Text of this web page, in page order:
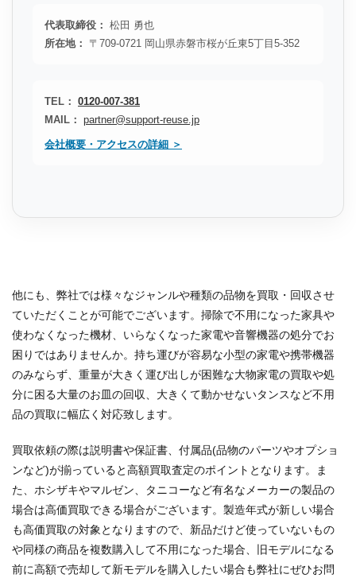
代表取締役： 松田 勇也
所在地：
〒709-0721 岡山県赤磐市桜が丘東5丁目5-352
TEL： 0120-007-381
MAIL： partner@support-reuse.jp
会社概要・アクセスの詳細 ＞
他にも、弊社では様々なジャンルや種類の品物を買取・回収させ
ていただくことが可能でございます。掃除で不用になった家具や
使わなくなった機材、いらなくなった家電や音響機器の処分でお
困りではありませんか。持ち運びが容易な小型の家電や携帯機器
のみならず、重量が大きく運び出しが困難な大物家電の買取や処
分に困る大量のお皿の回収、大きくて動かせないタンスなど不用
品の買取に幅広く対応致します。
買取依頼の際は説明書や保証書、付属品(品物のパーツやオプショ
ンなど)が揃っていると高額買取査定のポイントとなります。ま
た、ホシザキやマルゼン、タニコーなど有名なメーカーの製品の
場合は高価買取できる場合がございます。製造年式が新しい場合
も高価買取の対象となりますので、新品だけど使っていないもの
や同様の商品を複数購入して不用になった場合、旧モデルになる
前に高額で売却して新モデルを購入したい場合も弊社にぜひお問